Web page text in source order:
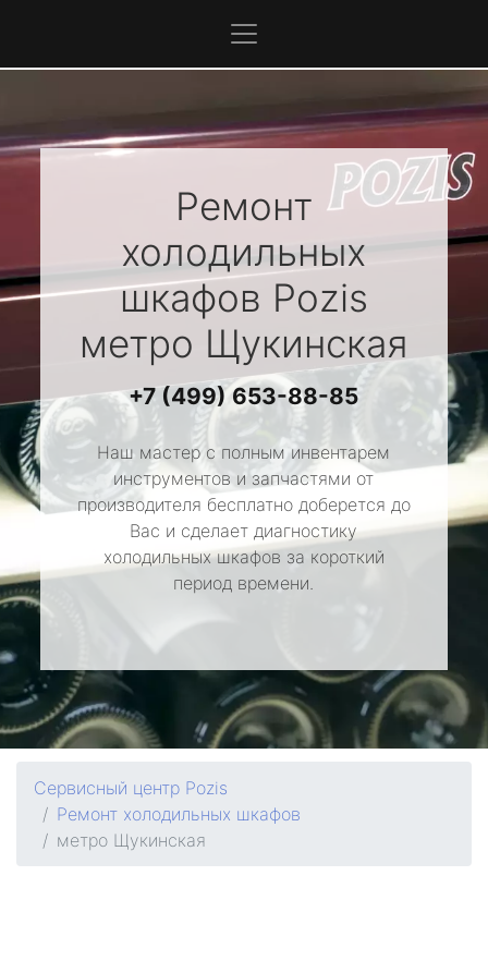
Ремонт
холодильных
шкафов Pozis
метро Щукинская
+7 (499) 653-88-85
Наш мастер с полным инвентарем
инструментов и запчастями от
производителя бесплатно доберется до
Вас и сделает диагностику
холодильных шкафов за короткий
период времени.
Сервисный центр Pozis
Ремонт холодильных шкафов
метро Щукинская